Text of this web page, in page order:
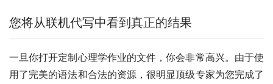
您将从联机代写中看到真正的结果
一旦你打开定制心理学作业的文件，你会非常高兴。由于使
用了完美的语法和合法的资源，很明显顶级专家为您完成了